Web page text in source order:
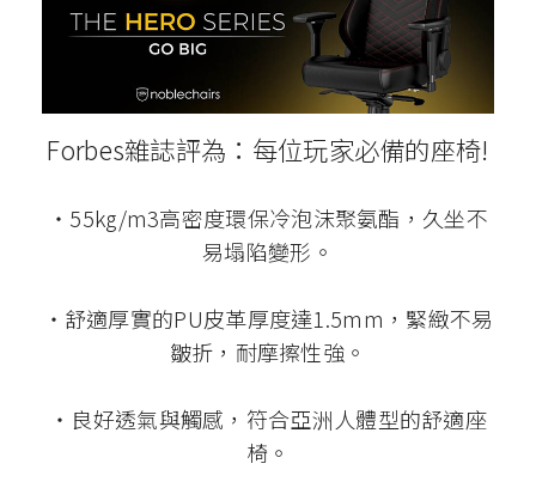
Forbes雜誌評為：每位玩家必備的座椅!
‧55kg/m3高密度環保冷泡沫聚氨酯，久坐不
易塌陷變形。
‧舒適厚實的PU皮革厚度達1.5mm，緊緻不易
皺折，耐摩擦性強。
‧良好透氣與觸感，符合亞洲人體型的舒適座
椅。